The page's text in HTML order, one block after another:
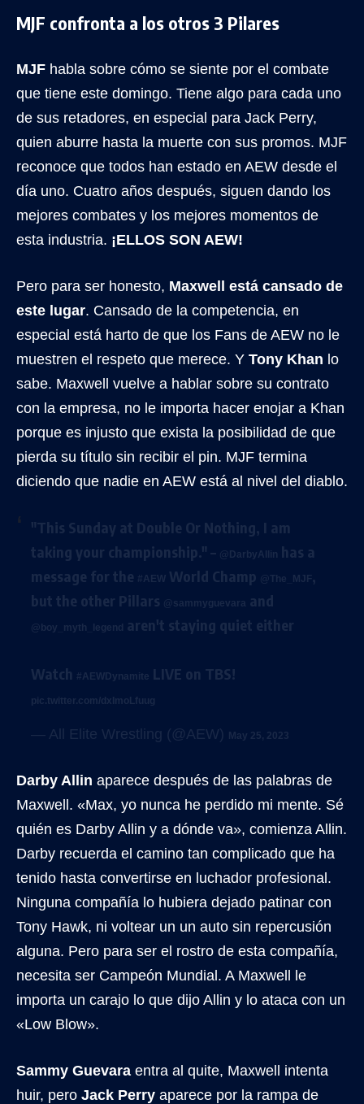
MJF confronta a los otros 3 Pilares
MJF habla sobre cómo se siente por el combate
que tiene este domingo. Tiene algo para cada uno
de sus retadores, en especial para Jack Perry,
quien aburre hasta la muerte con sus promos. MJF
reconoce que todos han estado en AEW desde el
día uno. Cuatro años después, siguen dando los
mejores combates y los mejores momentos de
esta industria. ¡ELLOS SON AEW!
Pero para ser honesto, Maxwell está cansado de
este lugar. Cansado de la competencia, en
especial está harto de que los Fans de AEW no le
muestren el respeto que merece. Y Tony Khan lo
sabe. Maxwell vuelve a hablar sobre su contrato
con la empresa, no le importa hacer enojar a Khan
porque es injusto que exista la posibilidad de que
pierda su título sin recibir el pin. MJF termina
diciendo que nadie en AEW está al nivel del diablo.
"This Sunday at Double Or Nothing, I am
taking your championship." –
@DarbyAllin has a
message for the #AEW World Champ @The_MJF,
but the other Pillars
@sammyguevara and
@boy_myth_legend aren't staying quiet either
Watch #AEWDynamite LIVE on TBS!
pic.twitter.com/dxImoLfuug
— All Elite Wrestling (@AEW) May 25, 2023
Darby Allin aparece después de las palabras de
Maxwell. «Max, yo nunca he perdido mi mente. Sé
quién es Darby Allin y a dónde va», comienza Allin.
Darby recuerda el camino tan complicado que ha
tenido hasta convertirse en luchador profesional.
Ninguna compañía lo hubiera dejado patinar con
Tony Hawk, ni voltear un un auto sin repercusión
alguna. Pero para ser el rostro de esta compañía,
necesita ser Campeón Mundial. A Maxwell le
importa un carajo lo que dijo Allin y lo ataca con un
«Low Blow».
Sammy Guevara entra al quite, Maxwell intenta
huir, pero Jack Perry aparece por la rampa de